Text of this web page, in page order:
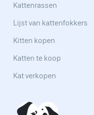
Kattenrassen
Lijst van kattenfokkers
Kitten kopen
Katten te koop
Kat verkopen